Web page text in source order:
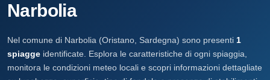
Narbolia
Nel comune di Narbolia (Oristano, Sardegna) sono presenti 1
spiagge identificate. Esplora le caratteristiche di ogni spiaggia,
monitora le condizioni meteo locali e scopri informazioni dettagliate